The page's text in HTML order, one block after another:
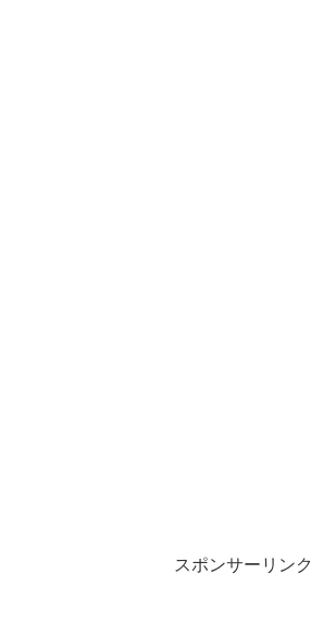
スポンサーリンク